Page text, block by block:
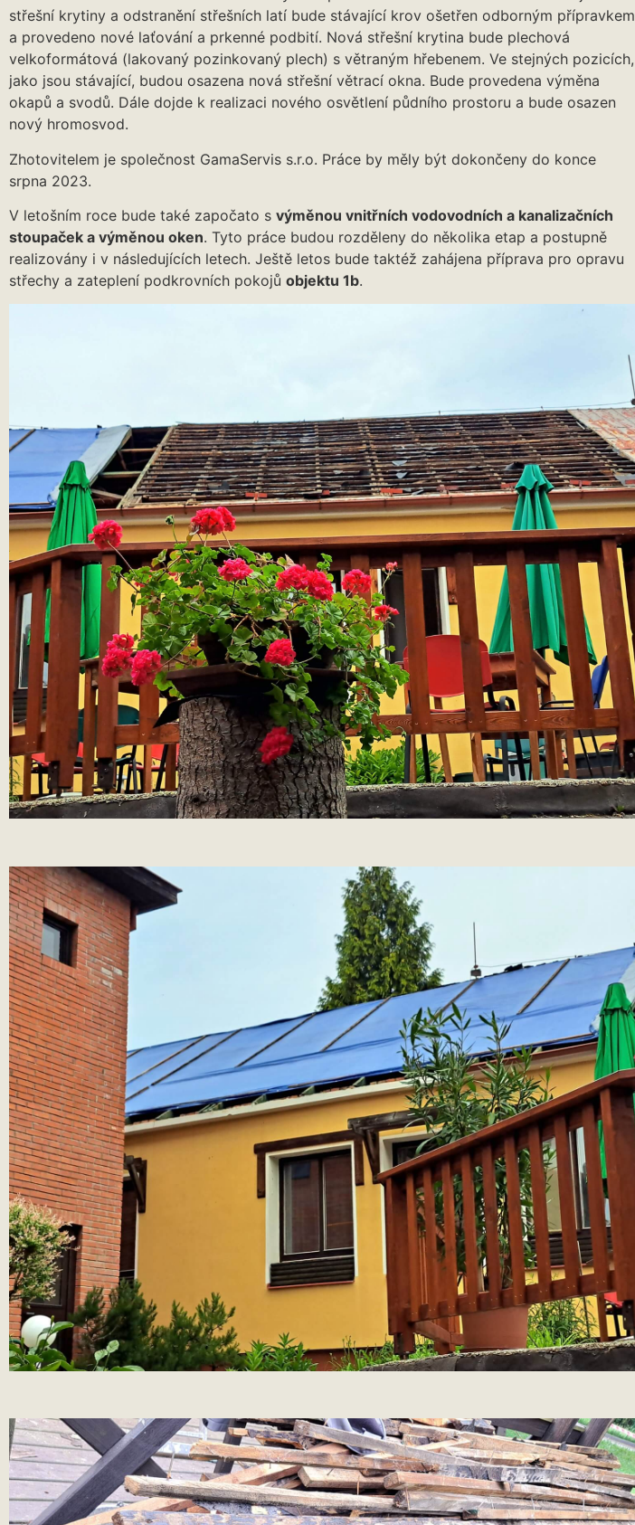
střešní krytiny a odstranění střešních latí bude stávající krov ošetřen odborným přípravkem
a provedeno nové laťování a prkenné podbití. Nová střešní krytina bude plechová
velkoformátová (lakovaný pozinkovaný plech) s větraným hřebenem. Ve stejných pozicích,
jako jsou stávající, budou osazena nová střešní větrací okna. Bude provedena výměna
okapů a svodů. Dále dojde k realizaci nového osvětlení půdního prostoru a bude osazen
nový hromosvod.
Zhotovitelem je společnost GamaServis s.r.o. Práce by měly být dokončeny do konce
srpna 2023.
V letošním roce bude také započato s výměnou vnitřních vodovodních a kanalizačních
stoupaček a výměnou oken. Tyto práce budou rozděleny do několika etap a postupně
realizovány i v následujících letech. Ještě letos bude taktéž zahájena příprava pro opravu
střechy a zateplení podkrovních pokojů objektu 1b.